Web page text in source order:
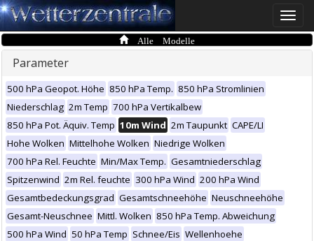
Toggle
Alle Modelle
Parameter
500 hPa Geopot. Höhe 850 hPa Temp. 850 hPa Stromlinien
Niederschlag 2m Temp 700 hPa Vertikalbew
850 hPa Pot. Äquiv. Temp 10m Wind 2m Taupunkt CAPE/LI
Hohe Wolken Mittelhohe Wolken Niedrige Wolken
700 hPa Rel. Feuchte Min/Max Temp. Gesamtniederschlag
Spitzenwind 2m Rel. feuchte 300 hPa Wind 200 hPa Wind
Gesamtbedeckungsgrad Gesamtschneehöhe Neuschneehöhe
Gesamt-Neuschnee Mittl. Wolken 850 hPa Temp. Abweichung
500 hPa Wind 50 hPa Temp Schnee/Eis Wellenhoehe